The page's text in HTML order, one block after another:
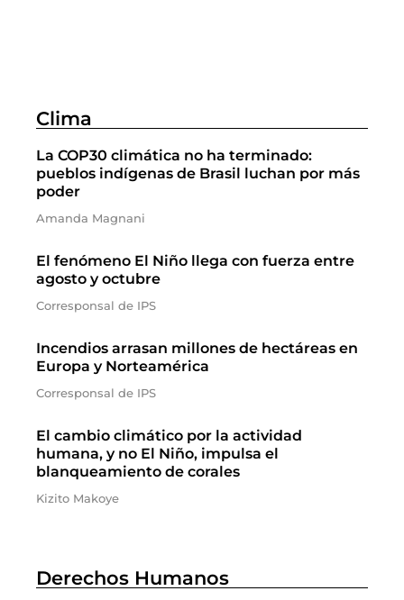
Clima
La COP30 climática no ha terminado:
pueblos indígenas de Brasil luchan por más
poder
Amanda Magnani
El fenómeno El Niño llega con fuerza entre
agosto y octubre
Corresponsal de IPS
Incendios arrasan millones de hectáreas en
Europa y Norteamérica
Corresponsal de IPS
El cambio climático por la actividad
humana, y no El Niño, impulsa el
blanqueamiento de corales
Kizito Makoye
Derechos Humanos